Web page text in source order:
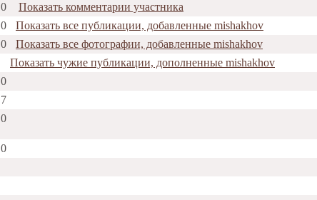
0
Показать комментарии участника
0
Показать все публикации, добавленные mishakhov
0
Показать все фотографии, добавленные mishakhov
Показать чужие публикации, дополненные mishakhov
0
7
0
0